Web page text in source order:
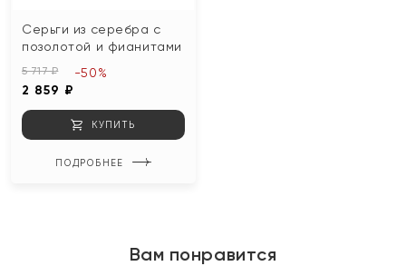
Серьги из серебра с
позолотой и фианитами
5 717 ₽
2 859 ₽
-50%
КУПИТЬ
ПОДРОБНЕЕ
Вам понравится